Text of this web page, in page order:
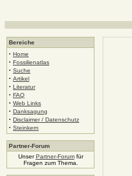
Bereiche
· Home
· Fossilienatlas
· Suche
· Artikel
· Literatur
· FAQ
· Web Links
· Danksagung
· Disclaimer / Datenschutz
· Steinkern
Partner-Forum
UnserPartner-Forumfür
Fragen zum Thema.